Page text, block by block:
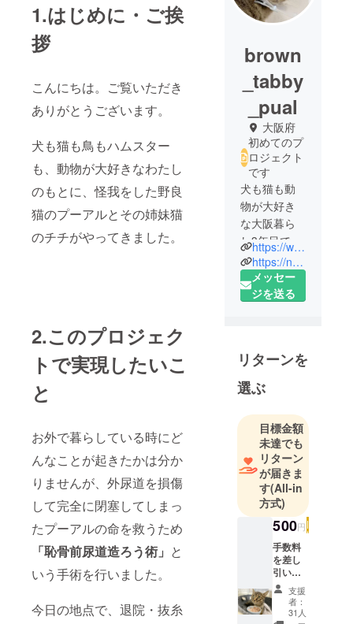
1.はじめに・ご挨
拶
こんにちは。ご覧いただき
ありがとうございます。
犬も猫も鳥もハムスター
も、動物が大好きなわたし
のもとに、怪我をした野良
猫のプーアルとその姉妹猫
のチチがやってきました。
2.このプロジェク
トで実現したいこ
と
お外で暮らしている時にど
んなことが起きたかは分か
りませんが、外尿道を損傷
して完全に閉塞してしまっ
たプーアルの命を救うため
「恥骨前尿道造ろう術」 と
いう手術を行いました。
今日の地点で、退院・抜糸
brown
_tabby
_pual
大阪府
初めてのプ
ロジェクト
です
犬も猫も動
物が大好き
な大阪暮ら
し3年目で
す。
里親を探す
予定で保護
障害を抱え
ていて、積
極的に治療
し生涯うち
の子として
大切に見守
ることを決
めました。
https://www.instagram.com/brown_tabby_sisters/
https://note.com/graffiti_
メッセー
ジを送る
リターンを
選ぶ
目標金額
未達でも
リターン
が届きま
す(All-in
方式)
500円
手数料
を差し
引いた
全額を
手術費
用の支
支援
者：
31人